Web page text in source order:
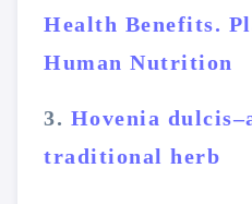
Health Benefits.
Human Nutrition
3. Hovenia
traditional herb